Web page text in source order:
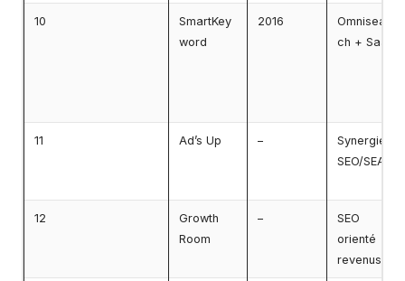
10
SmartKey
word
2016
Omnisear
ch + SaaS
11 Ad’s Up –
Synergie
SEO/SEA
12
Growth
Room
–
SEO
orienté
revenus